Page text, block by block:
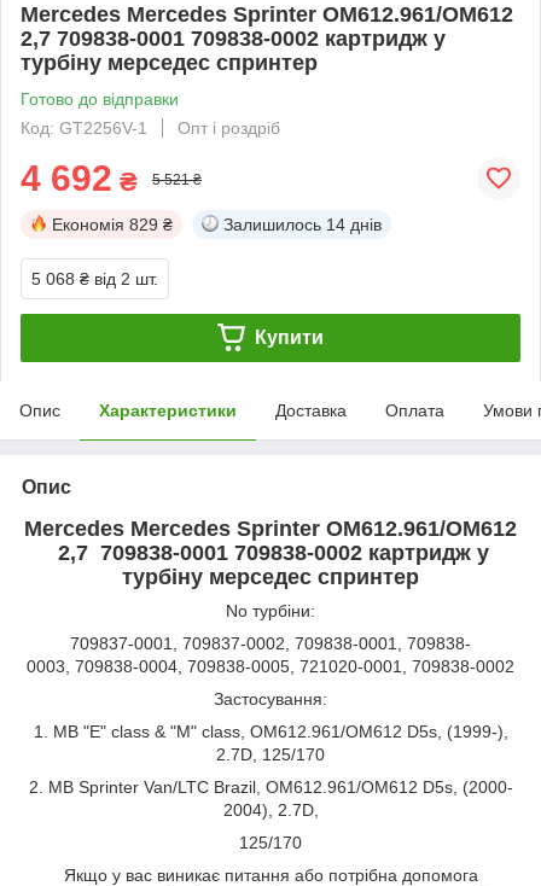
Mercedes Mercedes Sprinter OM612.961/OM612
2,7 709838-0001 709838-0002 картридж у
турбіну мерседес спринтер
Готово до відправки
Код: GT2256V-1
Опт і роздріб
4 692 ₴ 5 521 ₴
Економія 829 ₴ Залишилось 14 днів
5 068 ₴ від 2 шт.
Купити
Опис Характеристики Доставка Оплата Умови
Опис
Mercedes Mercedes Sprinter OM612.961/OM612
2,7 709838-0001 709838-0002 картридж у
турбіну мерседес спринтер
No турбіни:
709837-0001, 709837-0002, 709838-0001, 709838-
0003, 709838-0004, 709838-0005, 721020-0001, 709838-0002
Застосування:
1. MB "E" class & "M" class, OM612.961/OM612 D5s, (1999-),
2.7D, 125/170
2. MB Sprinter Van/LTC Brazil, OM612.961/OM612 D5s, (2000-
2004), 2.7D,
125/170
Якщо у вас виникає питання або потрібна допомога